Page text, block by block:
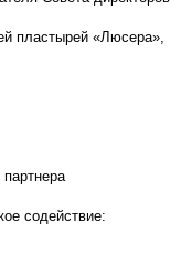
пластырей «Люсера»,
содействие: